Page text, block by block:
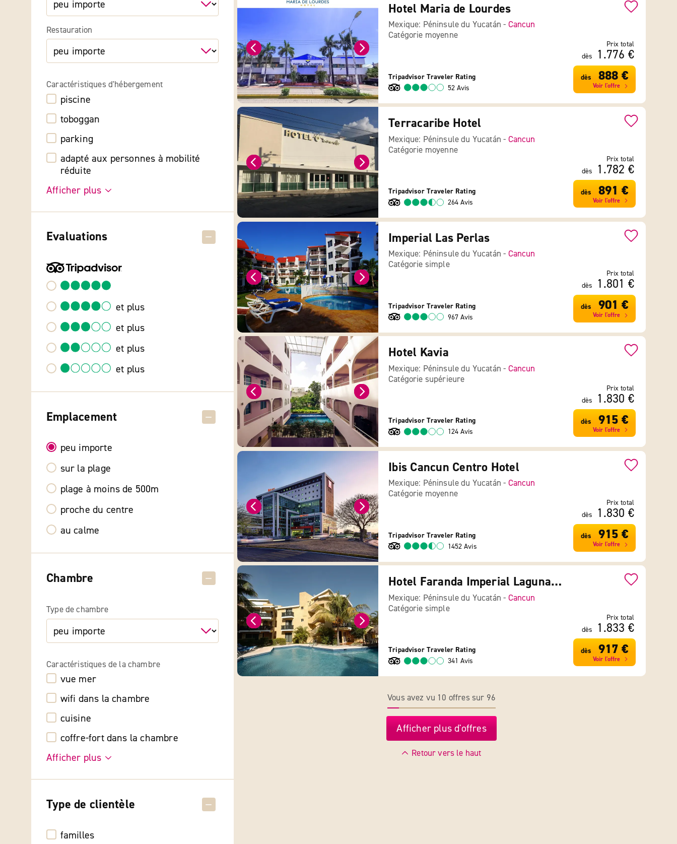
Restauration
Caractéristiques d'hébergement
piscine
toboggan
parking
adapté aux personnes à mobilité
réduite
Afficher plus
Evaluations
et plus
et plus
et plus
et plus
Emplacement
peu importe
sur la plage
plage à moins de 500m
proche du centre
au calme
Chambre
Type de chambre
Caractéristiques de la chambre
vue mer
wifi dans la chambre
cuisine
coffre-fort dans la chambre
Afficher plus
Type de clientèle
familles
Hotel Maria de Lourdes
Mexique: Péninsule du Yucatán - Cancun
Catégorie moyenne
Tripadvisor Traveler Rating
52 Avis
Prix total
dès
1.776 €
dès 888 €
Voir l'offre
Terracaribe Hotel
Mexique: Péninsule du Yucatán - Cancun
Catégorie moyenne
Tripadvisor Traveler Rating
264 Avis
Prix total
dès
1.782 €
dès 891 €
Voir l'offre
Imperial Las Perlas
Mexique: Péninsule du Yucatán - Cancun
Catégorie simple
Tripadvisor Traveler Rating
967 Avis
Prix total
dès
1.801 €
dès 901 €
Voir l'offre
Hotel Kavia
Mexique: Péninsule du Yucatán - Cancun
Catégorie supérieure
Tripadvisor Traveler Rating
124 Avis
Prix total
dès
1.830 €
dès 915 €
Voir l'offre
Ibis Cancun Centro Hotel
Mexique: Péninsule du Yucatán - Cancun
Catégorie moyenne
Tripadvisor Traveler Rating
1452 Avis
Prix total
dès
1.830 €
dès 915 €
Voir l'offre
Hotel Faranda Imperial Laguna Cancún
Mexique: Péninsule du Yucatán - Cancun
Catégorie simple
Tripadvisor Traveler Rating
341 Avis
Prix total
dès
1.833 €
dès 917 €
Voir l'offre
Vous avez vu 10 offres sur 96
Afficher plus d'offres
Retour vers le haut